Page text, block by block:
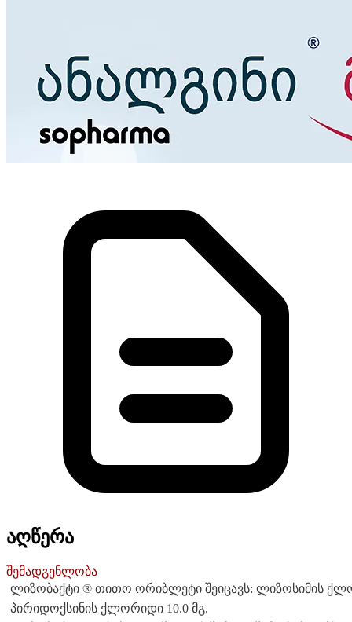
აღწერა
შემადგენლობა
ლიზობაქტი ® თითო ორიბლეტი შეიცავს: ლიზოსიმის
პირიდოქსინის ქლორიდი 10.0 მგ.